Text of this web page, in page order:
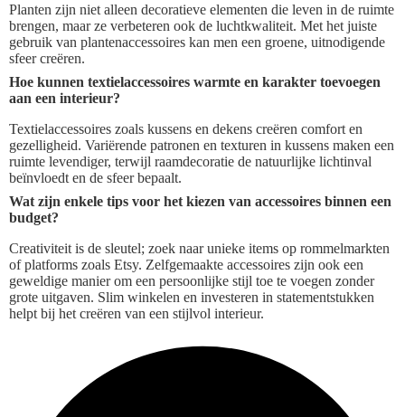
Planten zijn niet alleen decoratieve elementen die leven in de ruimte
brengen, maar ze verbeteren ook de luchtkwaliteit. Met het juiste
gebruik van plantenaccessoires kan men een groene, uitnodigende
sfeer creëren.
Hoe kunnen textielaccessoires warmte en karakter toevoegen
aan een interieur?
Textielaccessoires zoals kussens en dekens creëren comfort en
gezelligheid. Variërende patronen en texturen in kussens maken een
ruimte levendiger, terwijl raamdecoratie de natuurlijke lichtinval
beïnvloedt en de sfeer bepaalt.
Wat zijn enkele tips voor het kiezen van accessoires binnen een
budget?
Creativiteit is de sleutel; zoek naar unieke items op rommelmarkten
of platforms zoals Etsy. Zelfgemaakte accessoires zijn ook een
geweldige manier om een persoonlijke stijl toe te voegen zonder
grote uitgaven. Slim winkelen en investeren in statementstukken
helpt bij het creëren van een stijlvol interieur.